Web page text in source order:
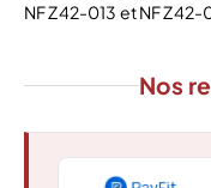
NF Z42-013 et NF Z42-
Nos